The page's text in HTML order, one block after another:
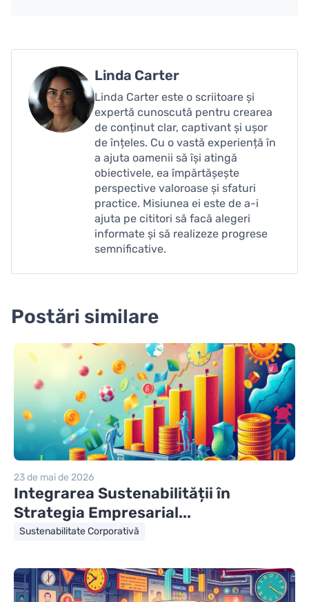
Linda Carter
Linda Carter este o scriitoare și
expertă cunoscută pentru crearea
de conținut clar, captivant și ușor
de înțeles. Cu o vastă experiență în
a ajuta oamenii să își atingă
obiectivele, ea împărtășește
perspective valoroase și sfaturi
practice. Misiunea ei este de a-i
ajuta pe cititori să facă alegeri
informate și să realizeze progrese
semnificative.
Postări similare
23 de mai de 2026
Integrarea Sustenabilității în
Strategia Empresarial...
Sustenabilitate Corporativă